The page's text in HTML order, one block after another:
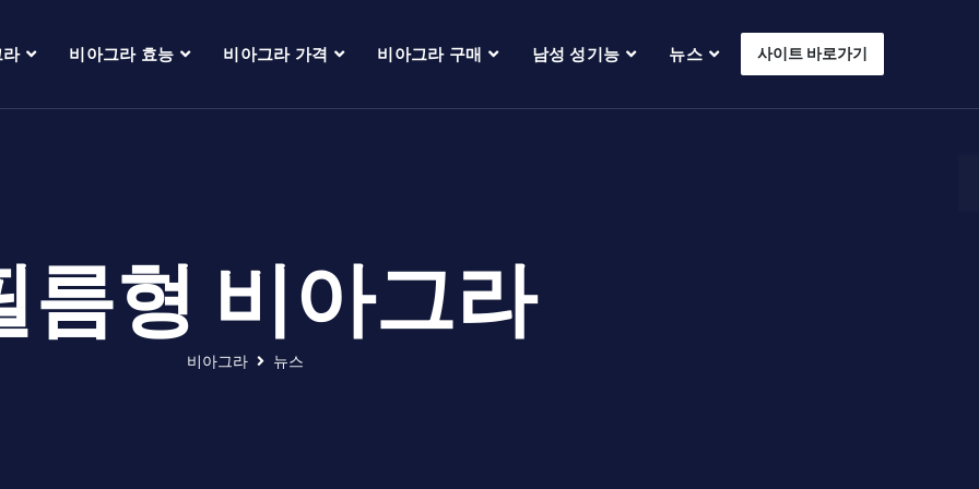
비아그라 효능 비아그라 가격 비아그라 구매 남성 성기능 뉴스 사이트 바로가기
름형 비아그라
비아그라 뉴스